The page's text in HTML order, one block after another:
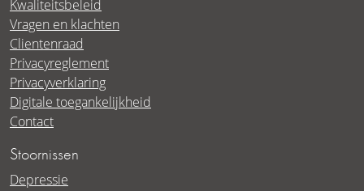
Kwaliteitsbeleid
Vragen en klachten
Clientenraad
Privacyreglement
Privacyverklaring
Digitale toegankelijkheid
Contact
Stoornissen
Depressie